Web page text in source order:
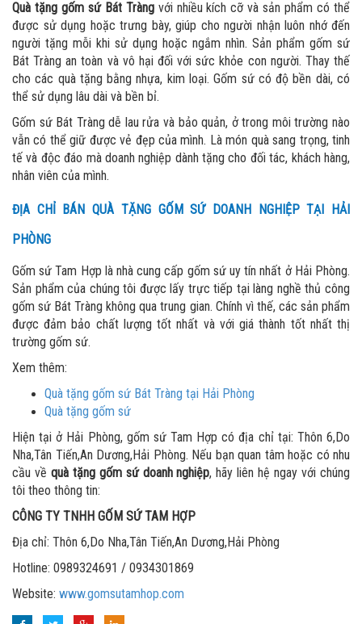
Quà tặng gốm sứ Bát Tràngvới nhiều kích cỡ và sản phẩm có thể
được sử dụng hoặc trưng bày, giúp cho người nhận luôn nhớ đến
người tặng mỗi khi sử dụng hoặc ngắm nhìn. Sản phẩm gốm sứ
Bát Tràng an toàn và vô hại đối với sức khỏe con người. Thay thế
cho các quà tặng bằng nhựa, kim loại. Gốm sứ có độ bền dài, có
thể sử dụng lâu dài và bền bỉ.
Gốm sứ Bát Tràng dễ lau rửa và bảo quản, ở trong môi trường nào
vẫn có thể giữ được vẻ đẹp của mình. Là món quà sang trọng, tinh
tế và độc đáo mà doanh nghiệp dành tặng cho đối tác, khách hàng,
nhân viên của mình.
ĐỊA CHỈ BÁN QUÀ TẶNG GỐM SỨ DOANH NGHIỆP TẠI HẢI
PHÒNG
Gốm sứ Tam Hợp là nhà cung cấp gốm sứ uy tín nhất ở Hải Phòng.
Sản phẩm của chúng tôi được lấy trực tiếp tại làng nghề thủ công
gốm sứ Bát Tràng không qua trung gian. Chính vì thế, các sản phẩm
được đảm bảo chất lượng tốt nhất và với giá thành tốt nhất thị
trường gốm sứ.
Xem thêm:
Quà tặng gốm sứ Bát Tràng tại Hải Phòng
Quà tặng gốm sứ
Hiện tại ở Hải Phòng, gốm sứ Tam Hợp có địa chỉ tại: Thôn 6,Do
Nha,Tân Tiến,An Dương,Hải Phòng. Nếu bạn quan tâm hoặc có nhu
cầu về quà tặng gốm sứ doanh nghiệp, hãy liên hệ ngay với chúng
tôi theo thông tin:
CÔNG TY TNHH GỐM SỨ TAM HỢP
Địa chỉ: Thôn 6,Do Nha,Tân Tiến,An Dương,Hải Phòng
Hotline: 0989324691 / 0934301869
Website: www.gomsutamhop.com